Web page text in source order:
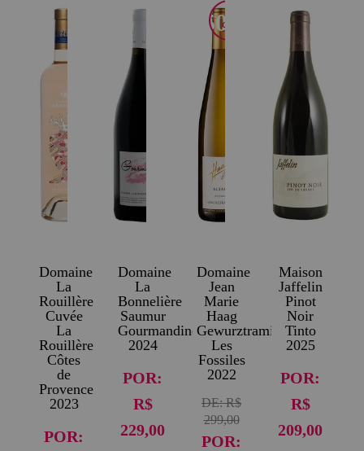
Domaine
La
Rouillère
Cuvée
La
Rouillère
Côtes
de
Provence
2023
POR:
Domaine
La
Bonnelière
Saumur
Gourmandine
2024
POR:
R$
229,00
50JS
91
Domaine
Jean
Marie
Haag
Gewurztraminer
Les
Fossiles
2022
DE:R$
299,00
POR:
Maison
Jaffelin
Pinot
Noir
Tinto
2025
POR:
R$
209,00